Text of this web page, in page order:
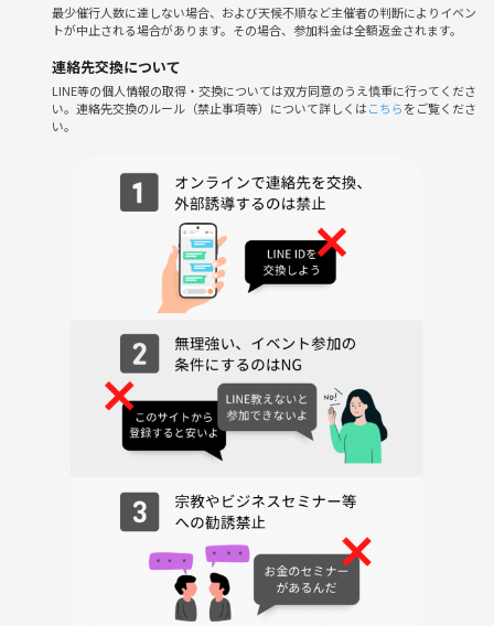
最少催行人数に達しない場合、および天候不順など主催者の判断によりイベン
トが中止される場合があります。その場合、参加料金は全額返金されます。
連絡先交換について
LINE等の個人情報の取得・交換については双方同意のうえ慎重に行ってくださ
い。連絡先交換のルール（禁止事項等）について詳しくはこちらをご覧くださ
い。